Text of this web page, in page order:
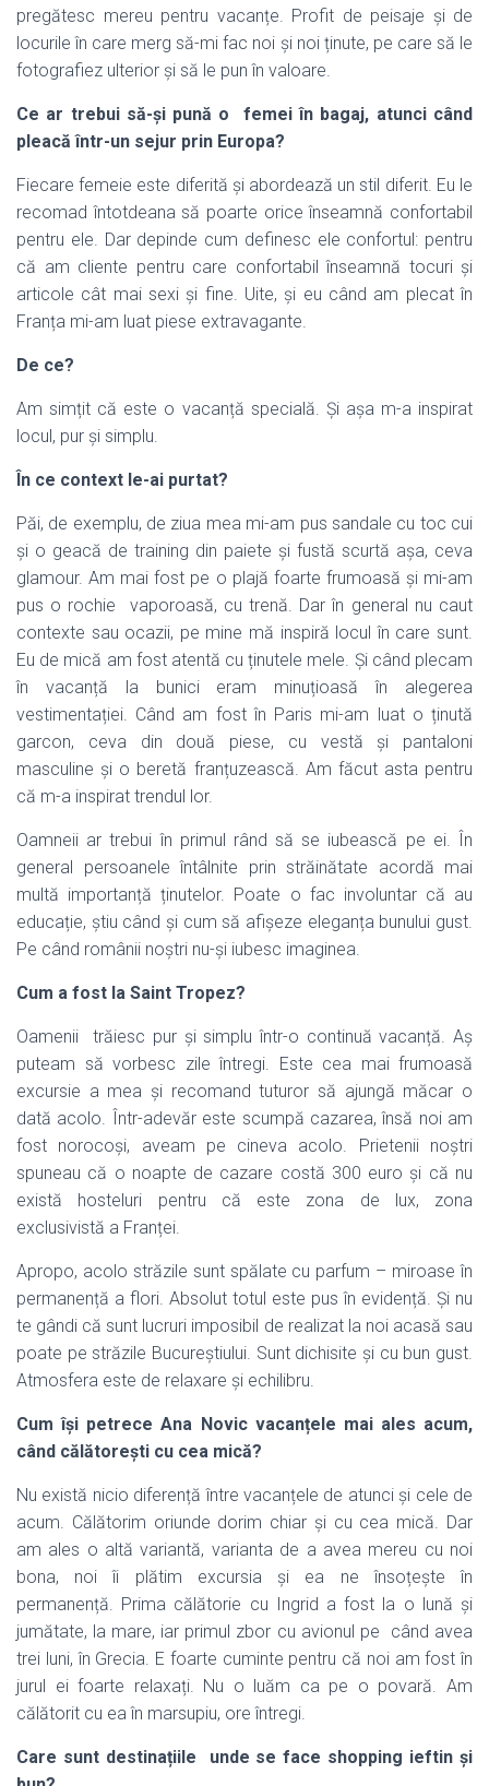
pregătesc mereu pentru vacanțe. Profit de peisaje și de
locurile în care merg să-mi fac noi și noi ținute, pe care să le
fotografiez ulterior și să le pun în valoare.
Ce ar trebui să-și pună o femei în bagaj, atunci când
pleacă într-un sejur prin Europa?
Fiecare femeie este diferită și abordează un stil diferit. Eu le
recomad întotdeana să poarte orice înseamnă confortabil
pentru ele. Dar depinde cum definesc ele confortul: pentru
că am cliente pentru care confortabil înseamnă tocuri și
articole cât mai sexi și fine. Uite, și eu când am plecat în
Franța mi-am luat piese extravagante.
De ce?
Am simțit că este o vacanță specială. Și așa m-a inspirat
locul, pur și simplu.
În ce context le-ai purtat?
Păi, de exemplu, de ziua mea mi-am pus sandale cu toc cui
și o geacă de training din paiete și fustă scurtă așa, ceva
glamour. Am mai fost pe o plajă foarte frumoasă și mi-am
pus o rochie vaporoasă, cu trenă. Dar în general nu caut
contexte sau ocazii, pe mine mă inspiră locul în care sunt.
Eu de mică am fost atentă cu ținutele mele. Și când plecam
în vacanță la bunici eram minuțioasă în alegerea
vestimentației. Când am fost în Paris mi-am luat o ținută
garcon, ceva din două piese, cu vestă și pantaloni
masculine și o beretă franțuzească. Am făcut asta pentru
că m-a inspirat trendul lor.
Oamneii ar trebui în primul rând să se iubească pe ei. În
general persoanele întâlnite prin străinătate acordă mai
multă importanță ținutelor. Poate o fac involuntar că au
educație, știu când și cum să afișeze eleganța bunului gust.
Pe când românii noștri nu-și iubesc imaginea.
Cum a fost la Saint Tropez?
Oamenii trăiesc pur și simplu într-o continuă vacanță. Aș
puteam să vorbesc zile întregi. Este cea mai frumoasă
excursie a mea și recomand tuturor să ajungă măcar o
dată acolo. Într-adevăr este scumpă cazarea, însă noi am
fost norocoși, aveam pe cineva acolo. Prietenii noștri
spuneau că o noapte de cazare costă 300 euro și că nu
există hosteluri pentru că este zona de lux, zona
exclusivistă a Franței.
Apropo, acolo străzile sunt spălate cu parfum – miroase în
permanență a flori. Absolut totul este pus în evidență. Și nu
te gândi că sunt lucruri imposibil de realizat la noi acasă sau
poate pe străzile Bucureștiului. Sunt dichisite și cu bun gust.
Atmosfera este de relaxare și echilibru.
Cum își petrece Ana Novic vacanțele mai ales acum,
când călătorești cu cea mică?
Nu există nicio diferență între vacanțele de atunci și cele de
acum. Călătorim oriunde dorim chiar și cu cea mică. Dar
am ales o altă variantă, varianta de a avea mereu cu noi
bona, noi îi plătim excursia și ea ne însoțește în
permanență. Prima călătorie cu Ingrid a fost la o lună și
jumătate, la mare, iar primul zbor cu avionul pe când avea
trei luni, în Grecia. E foarte cuminte pentru că noi am fost în
jurul ei foarte relaxați. Nu o luăm ca pe o povară. Am
călătorit cu ea în marsupiu, ore întregi.
Care sunt destinațiile unde se face shopping ieftin și